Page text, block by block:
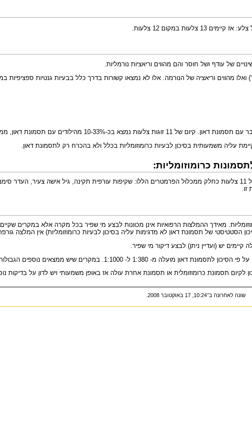
13 צלעות במקום 12 צלעות.
מהווים וריאציה של הנורמה. אלו לא נמצאו קשורות בדרך כלל בבעיות גנטיות ספציפיות
ממצא היכל להצביע על עלייה של פי 4-2 בסיכון.
עליה משמעותית בסיכון לבעיות כרומוזומליות בכלל ולא בהכרח רק לתסמונת דאון.
כרומוזומליות:
ישנם פרמטרים נוספים הקובעים את ההסתברות הסטטיסטית לתסמונת דאון. לכן יש לראות את הממצא של 11 צלעות כחלק ממכלול הפרמטרים הללו: שקיפות
זו.
מאידך ההמלצות הרפואיות אינן מכוונות לבצע מי שפיר בכל מקרה אלא במקרים שקיים
שונה לאחרונה ב־10:24, 17 באוקטובר 2008.